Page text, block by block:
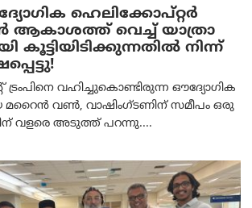
ഹെലിക്കോപ്റ്റര്‍
വെച്ച് യാത്രാ
കൂട്ടിയിടിക്കുന്നതിൽ നിന്ന്
വഹിച്ചുകൊണ്ടിരുന്ന ഔദ്യോഗിക
മറൈൻ വൺ, വാഷിംഗ്ടണിന് സമീപം ഒരു
വളരെ അടുത്ത് പറന്നു....